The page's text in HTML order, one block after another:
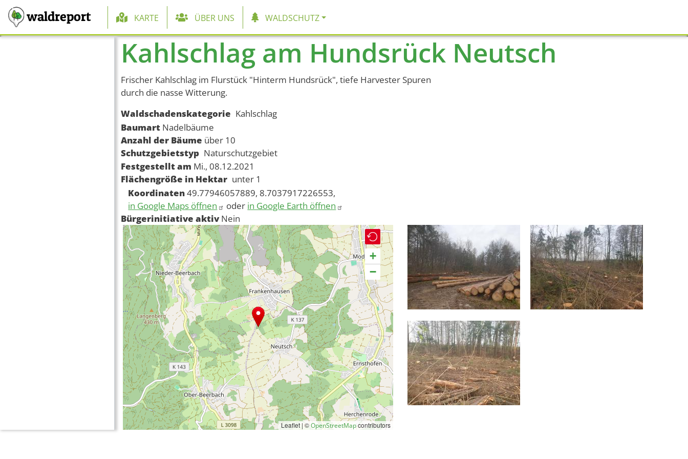
waldreport Hauptnavigation
KARTE ÜBER UNS WALDSCHUTZ
Kahlschlag am Hundsrück Neutsch
Frischer Kahlschlag im Flurstück "Hinterm Hundsrück", tiefe Harvester Spuren
durch die nasse Witterung.
Waldschadenskategorie Kahlschlag
Baumart Nadelbäume
Anzahl der Bäume über 10
Schutzgebietstyp Naturschutzgebiet
Festgestellt am Mi., 08.12.2021
Flächengröße in Hektar unter 1
Koordinaten49.77946057889, 8.7037917226553,
in Google Maps öffnen
oder in Google Earth öffnen
Bürgerinitiative aktiv Nein
+
−
Leaflet | ©OpenStreetMapcontributors